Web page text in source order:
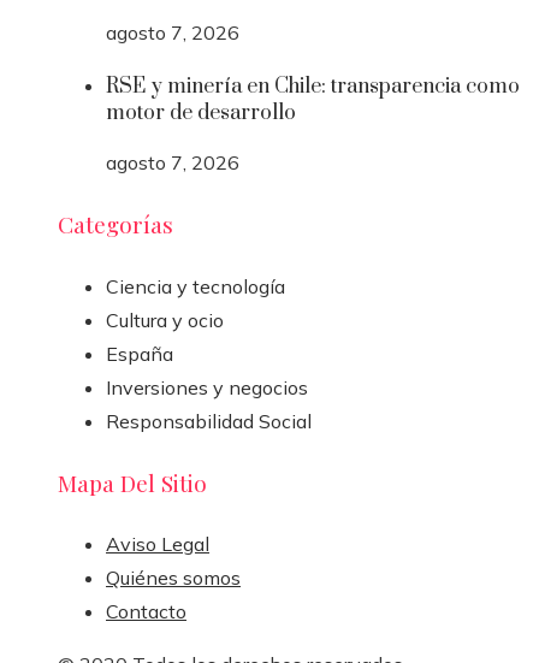
agosto 7, 2026
RSE y minería en Chile: transparencia como
motor de desarrollo
agosto 7, 2026
Categorías
Ciencia y tecnología
Cultura y ocio
España
Inversiones y negocios
Responsabilidad Social
Mapa Del Sitio
Aviso Legal
Quiénes somos
Contacto